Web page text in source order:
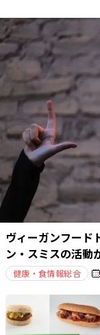
ヴィーガンフード
ン・スミスの活動
健康・食情報総合